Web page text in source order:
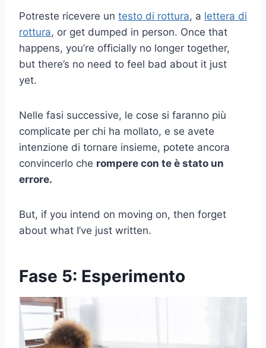
Potreste ricevere un testo di rottura, a lettera di
rottura, or get dumped in person. Once that
happens, you’re officially no longer together,
but there’s no need to feel bad about it just
yet.
Nelle fasi successive, le cose si faranno più
complicate per chi ha mollato, e se avete
intenzione di tornare insieme, potete ancora
convincerlo che rompere con te è stato un
errore.
But, if you intend on moving on, then forget
about what I’ve just written.
Fase 5: Esperimento